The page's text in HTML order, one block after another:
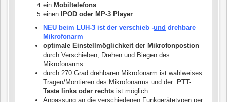
ein Mobiltelefons
einen IPOD oder MP-3 Player
NEU beim LUH-3 ist der verschieb -und drehbare
Mikrofonarm
optimale Einstellmöglichkeit der Mikrofonpostion
durch Verschieben, Drehen und Biegen des
Mikrofonarms
durch 270 Grad drehbaren Mikrofonarm ist wahlweises
Tragen/Montieren des Mikrofonarms und der PTT-
Taste links oder rechts ist möglich
Anpassung an die verschiedenen Funkgerätetypen per